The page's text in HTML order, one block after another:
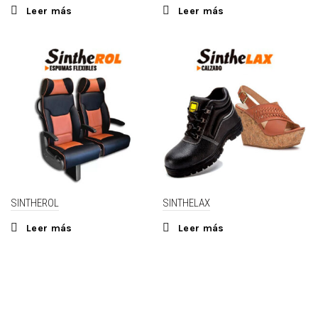
Leer más Leer más
SINTHEROL
Leer más
SINTHELAX
Leer más